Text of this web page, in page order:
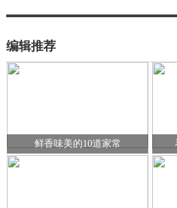
编辑推荐
鲜香味美的10道家常